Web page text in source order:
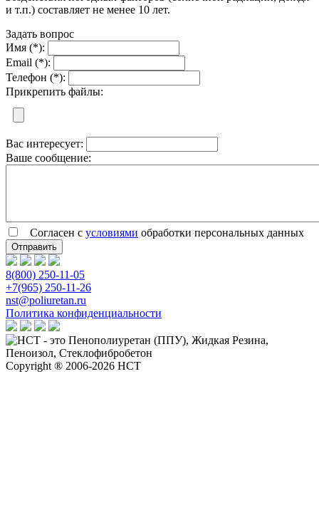
и т.п.) составляет не менее 10 лет.
Задать вопрос
Имя (*):
Email (*):
Телефон (*):
Прикрепить файлы:
Вас интересует:
Ваше сообщение:
Согласен с условиями обработки персональных данных
8(800) 250-11-05
+7(965) 250-11-26
nst@poliuretan.ru
Политика конфиденциальности
Copyright ® 2006-2026 НСТ